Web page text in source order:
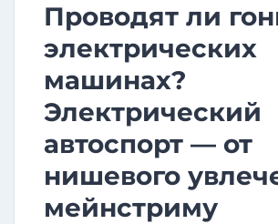
Проводят ли
электрических
машинах?
Электрический
автоспорт — от
нишевого
мейнстриму